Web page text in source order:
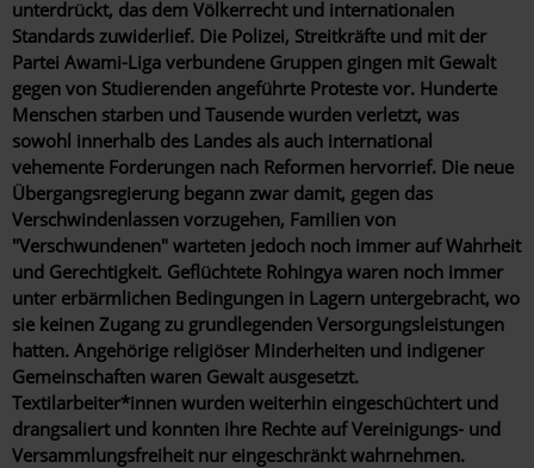
unterdrückt, das dem Völkerrecht und internationalen
Standards zuwiderlief. Die Polizei, Streitkräfte und mit der
Partei Awami-Liga verbundene Gruppen gingen mit Gewalt
gegen von Studierenden angeführte Proteste vor. Hunderte
Menschen starben und Tausende wurden verletzt, was
sowohl innerhalb des Landes als auch international
vehemente Forderungen nach Reformen hervorrief. Die neue
Übergangsregierung begann zwar damit, gegen das
Verschwindenlassen vorzugehen, Familien von
"Verschwundenen" warteten jedoch noch immer auf Wahrheit
und Gerechtigkeit. Geflüchtete Rohingya waren noch immer
unter erbärmlichen Bedingungen in Lagern untergebracht, wo
sie keinen Zugang zu grundlegenden Versorgungsleistungen
hatten. Angehörige religiöser Minderheiten und indigener
Gemeinschaften waren Gewalt ausgesetzt.
Textilarbeiter*innen wurden weiterhin eingeschüchtert und
drangsaliert und konnten ihre Rechte auf Vereinigungs- und
Versammlungsfreiheit nur eingeschränkt wahrnehmen.